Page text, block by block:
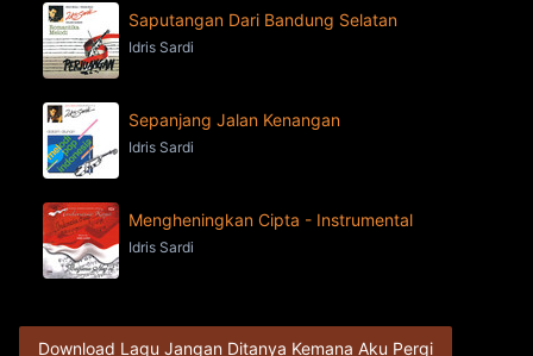
Saputangan Dari Bandung Selatan
Idris Sardi
Sepanjang Jalan Kenangan
Idris Sardi
Mengheningkan Cipta - Instrumental
Idris Sardi
Download Lagu Jangan Ditanya Kemana Aku Pergi